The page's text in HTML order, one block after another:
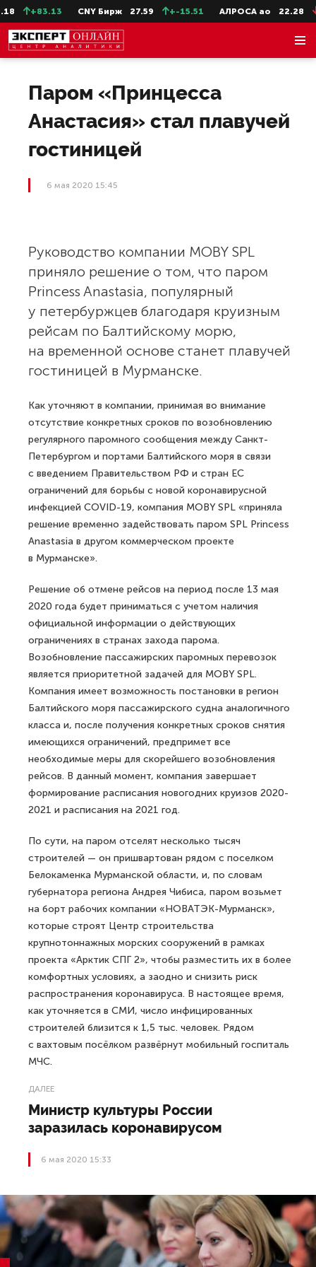
+83.13 CNY Бирж 27.59 +-15.51 АЛРОСА ао 22.28
Паром «Принцесса
Анастасия» стал плавучей
гостиницей
6 мая 2020 15:45
Руководство компании MOBY SPL
приняло решение о том, что паром
Princess Anastasia, популярный
у петербуржцев благодаря круизным
рейсам по Балтийскому морю,
на временной основе станет плавучей
гостиницей в Мурманске.
Как уточняют в компании, принимая во внимание
отсутствие конкретных сроков по возобновлению
регулярного паромного сообщения между Санкт-
Петербургом и портами Балтийского моря в связи
с введением Правительством РФ и стран ЕС
ограничений для борьбы с новой коронавирусной
инфекцией COVID-19, компания MOBY SPL «приняла
решение временно задействовать паром SPL Princess
Anastasia в другом коммерческом проекте
в Мурманске».
Решение об отмене рейсов на период после 13 мая
2020 года будет приниматься с учетом наличия
официальной информации о действующих
ограничениях в странах захода парома.
Возобновление пассажирских паромных перевозок
является приоритетной задачей для MOBY SPL.
Компания имеет возможность постановки в регион
Балтийского моря пассажирского судна аналогичного
класса и, после получения конкретных сроков снятия
имеющихся ограничений, предпримет все
необходимые меры для скорейшего возобновления
рейсов. В данный момент, компания завершает
формирование расписания новогодних круизов 2020-
2021 и расписания на 2021 год.
По сути, на паром отселят несколько тысяч
строителей — он пришвартован рядом с поселком
Белокаменка Мурманской области, и, по словам
губернатора региона Андрея Чибиса, паром возьмет
на борт рабочих компании «НОВАТЭК-Мурманск»,
которые строят Центр строительства
крупнотоннажных морских сооружений в рамках
проекта «Арктик СПГ 2», чтобы разместить их в более
комфортных условиях, а заодно и снизить риск
распространения коронавируса. В настоящее время,
как уточняется в СМИ, число инфицированных
строителей близится к 1,5 тыс. человек. Рядом
с вахтовым посёлком развёрнут мобильный госпиталь
МЧС.
ДАЛЕЕ
Министр культуры России
заразилась коронавирусом
6 мая 2020 15:33